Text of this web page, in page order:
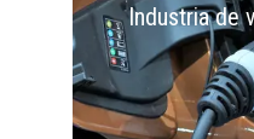
Industria de